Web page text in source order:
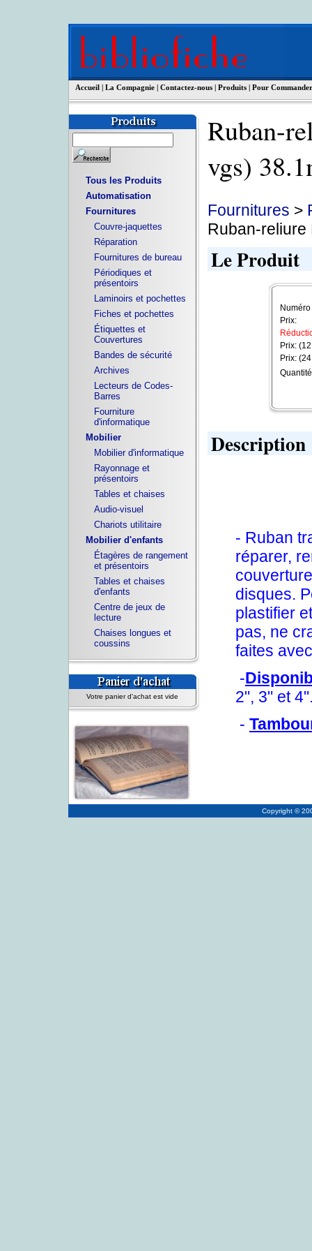
Accueil | La Compagnie | Contactez-nous | Produits | Pour Commander
Tous les Produits
Automatisation
Fournitures
Couvre-jaquettes
Réparation
Fournitures de bureau
Périodiques et
présentoirs
Laminoirs et pochettes
Fiches et pochettes
Étiquettes et
Couvertures
Bandes de sécurité
Archives
Lecteurs de Codes-
Barres
Fourniture
d'informatique
Mobilier
Mobilier d'informatique
Rayonnage et
présentoirs
Tables et chaises
Audio-visuel
Chariots utilitaire
Mobilier d'enfants
Étagères de rangement
et présentoirs
Tables et chaises
d'enfants
Centre de jeux de
lecture
Chaises longues et
coussins
Votre panier d'achat est vide
Ruban-
vgs)
Fournitures >
Ruban-
Le Produit
Prix:
Prix:
Prix:
Description
- Ruban
réparer,
disques.
plastifier
pas, ne
faites
-
2", 3" et
-
Copyright ©